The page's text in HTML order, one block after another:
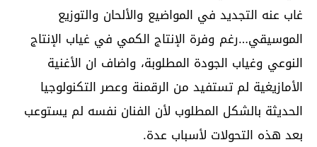
غاب عنه التجديد في المواضيع والألحان والتوزيع
الموسيقي…رغم وفرة الإنتاج الكمي في غياب الإنتاج
النوعي وغياب الجودة المطلوبة، واضاف ان الأغنية
الأمازيغية لم تستفيد من الرقمنة وعصر التكنولوجيا
الحديثة بالشكل المطلوب لأن الفنان نفسه لم يستوعب
بعد هذه التحولات لأسباب عدة.